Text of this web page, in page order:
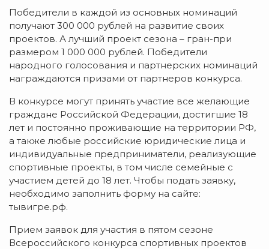
Победители в каждой из основных номинаций
получают 300 000 рублей на развитие своих
проектов. А лучший проект сезона – гран-при
размером 1 000 000 рублей. Победители
народного голосования и партнерских номинаций
награждаются призами от партнеров конкурса.
В конкурсе могут принять участие все желающие
граждане Российской Федерации, достигшие 18
лет и постоянно проживающие на территории РФ,
а также любые российские юридические лица и
индивидуальные предприниматели, реализующие
спортивные проекты, в том числе семейные с
участием детей до 18 лет. Чтобы подать заявку,
необходимо заполнить форму на сайте:
тывигре.рф.
Прием заявок для участия в пятом сезоне
Всероссийского конкурса спортивных проектов